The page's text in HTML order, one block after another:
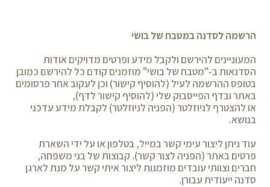
הרשמה לסדנה במטבח של בושׂי
המעוניינים להירשם ולקבל מידע ופרטים מדויקים אודות
הסדנאות ב-"מטבח של בושׂי" מוזמנים קודם כל להירשם כמובן
בטופס ההרשמה לעיל (להוסיף קישור) וכן לעקוב אחר פרסומים
באתר ובדף הפייסבוק שלי (להוסיף קישור לדף),
או להצטרף לניוזלטר (הפניה לניוזלטר) לקבלת מידע עדכני
בנושא.
עוד ניתן ליצור עימי קשר במייל, בטלפון או על ידי השארת
פרטים באתר (הפניה לצור קשר). קבוצות של בני משפחה,
חברים וצוותי עובדים מוזמנות ליצור איתי קשר על מנת לארגן
סדנה ייעודית עבורן.